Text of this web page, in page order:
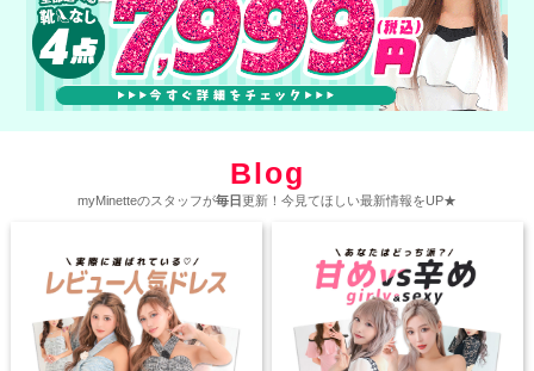
Blog
myMinetteのスタッフが毎日 更新！今見てほしい最新情報をUP★